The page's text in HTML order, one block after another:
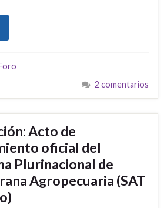
2 comentarios
Acto de
oficial del
Plurinacional de
Agropecuaria (SAT